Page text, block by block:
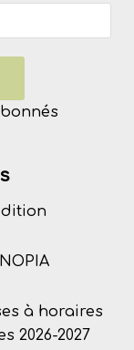
à horaires
2026-2027